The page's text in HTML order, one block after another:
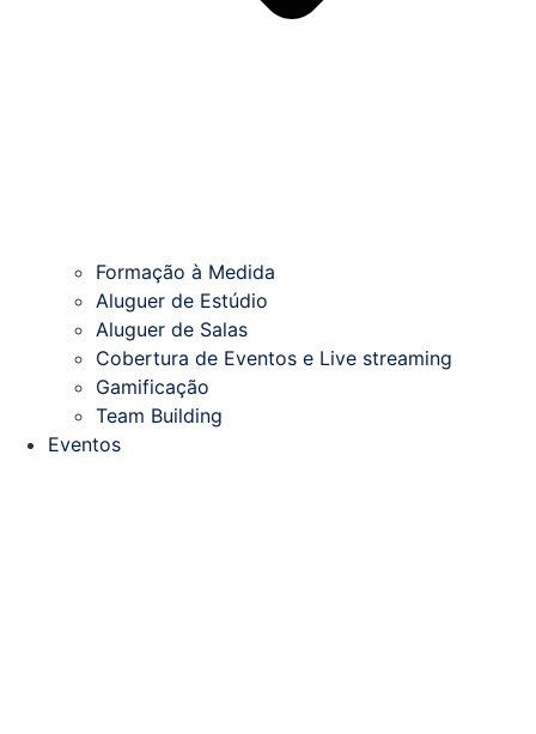
Formação à Medida
Aluguer de Estúdio
Aluguer de Salas
Cobertura de Eventos e Live streaming
Gamificação
Team Building
Eventos